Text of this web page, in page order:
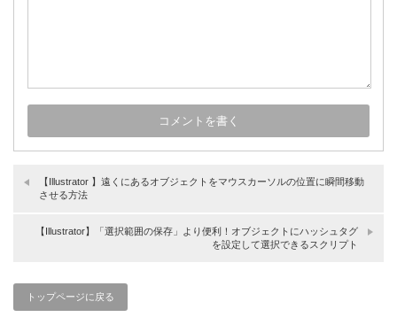
【Illustrator 】遠くにあるオブジェクトをマウスカーソルの位置に瞬間移動
させる方法
【Illustrator】「選択範囲の保存」より便利！オブジェクトにハッシュタグ
を設定して選択できるスクリプト
トップページに戻る